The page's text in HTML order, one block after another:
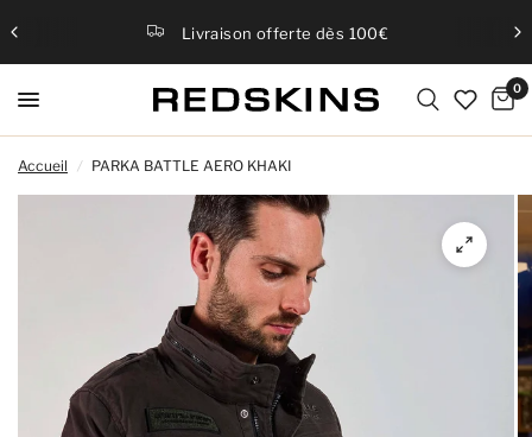
Livraison offerte dès 100€
0
Accueil / PARKA BATTLE AERO KHAKI